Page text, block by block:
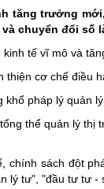
tăng trưởng
chuyển đổi số
kinh tế vĩ mô và
thiện cơ chế điều
khổ pháp lý quản
thể quản lý thị
chính sách đột
lý tư", "đầu tư tư